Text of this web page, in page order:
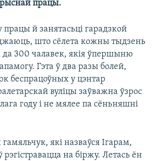
працы.
й занятасьці гарадзкой
што сёлета кожны тыдзень
да 300 чалавек, якія ўпершыню
Гэта ў два разы болей,
беспрацоўных у цэнтар
вуліцы заўважна ўзрос
году і не мялее па сёньняшні
які назваўся Ігарам,
на біржу. Летась ён